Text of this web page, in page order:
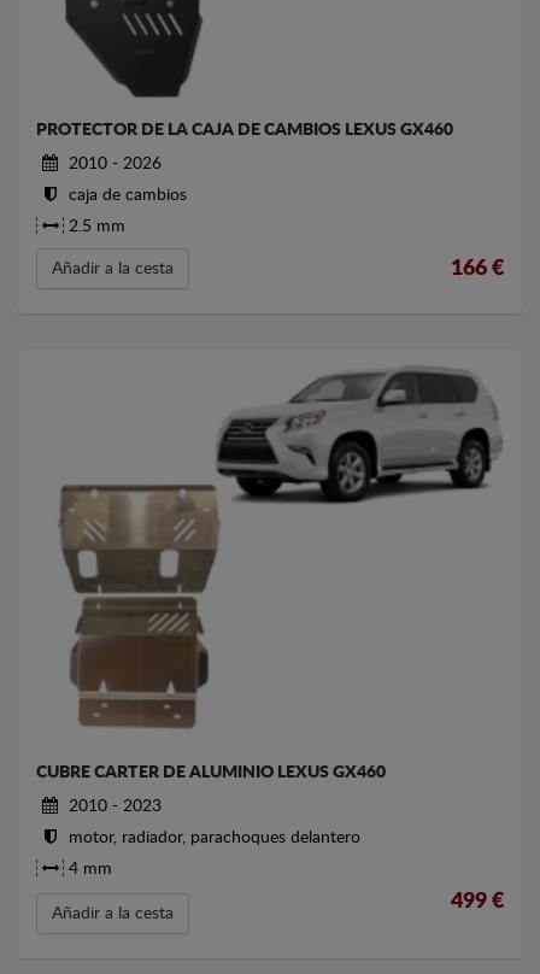
PROTECTOR DE LA CAJA DE CAMBIOS LEXUS GX460
2010 - 2026
caja de cambios
2.5 mm
Añadir a la cesta 166 €
CUBRE CARTER DE ALUMINIO LEXUS GX460
2010 - 2023
motor, radiador, parachoques delantero
4 mm
Añadir a la cesta
499 €